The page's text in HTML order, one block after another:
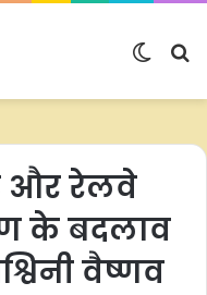
Switch
और रेलवे
के बदलाव
वैष्णव